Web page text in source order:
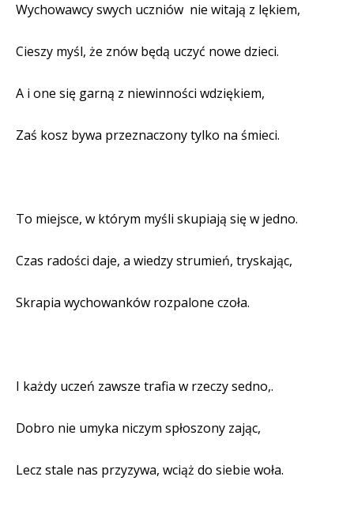
Wychowawcy swych uczniów nie witają z lękiem,
Cieszy myśl, że znów będą uczyć nowe dzieci.
A i one się garną z niewinności wdziękiem,
Zaś kosz bywa przeznaczony tylko na śmieci.
To miejsce, w którym myśli skupiają się w jedno.
Czas radości daje, a wiedzy strumień, tryskając,
Skrapia wychowanków rozpalone czoła.
I każdy uczeń zawsze trafia w rzeczy sedno,.
Dobro nie umyka niczym spłoszony zając,
Lecz stale nas przyzywa, wciąż do siebie woła.